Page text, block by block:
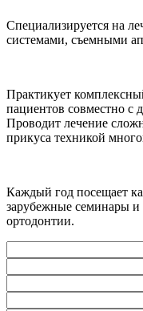
Специализируется на
системами, съемными
Практикует
пациентов совместно с
Проводит лечение
прикуса техникой
Каждый год посещает
зарубежные семинары
ортодонтии.